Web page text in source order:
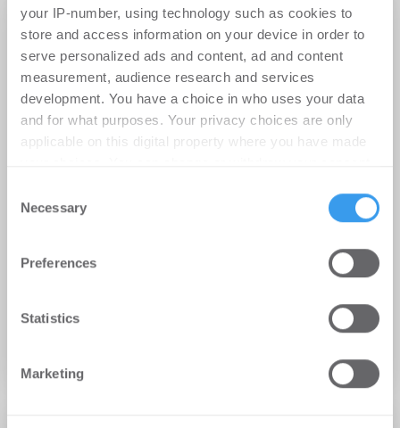
your IP-number, using technology such as cookies to
store and access information on your device in order to
serve personalized ads and content, ad and content
measurement, audience research and services
development. You have a choice in who uses your data
and for what purposes. Your privacy choices are only
applicable on this digital property where you have made
the Privacy trigger icon.
Find out more about how your personal data is processed
and set your preferences in the
We use cookies to personalise content and ads, to
provide social media features and to analyse our traffic.
our social media, advertising and analytics partners who
Selection
Necessary
Preferences
Statistics
Marketing
Portfolio